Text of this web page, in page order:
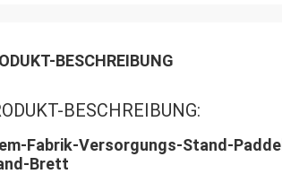
BESCHREIBUNG
BESCHREIBUNG:
Fabrik-Versorgungs-Stand-
Brett